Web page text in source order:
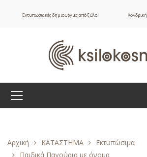
Εντυπωσιακές δημιουργίες από ξύλο! Χονδρική
Αρχική ΚΑΤΑΣΤΗΜΑ
Εκτυπώσιμα
Παιδικά Παγούρια με όνομα